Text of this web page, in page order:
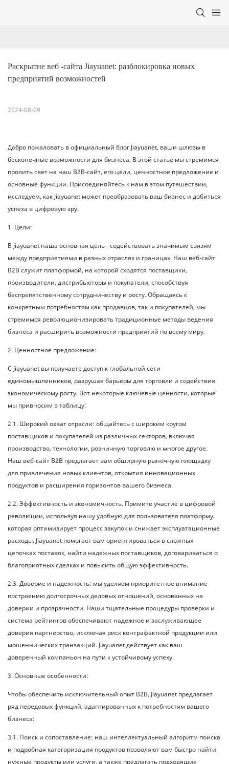
Раскрытие веб -сайта Jiayuanet: разблокировка новых
предприятий возможностей
2024-08-09
Добро пожаловать в официальный блог Jiayuanet, ваши шлюзы в
бесконечные возможности для бизнеса. В этой статье мы стремимся
пролить свет на наш B2B-сайт, его цели, ценностное предложение и
основные функции. Присоединяйтесь к нам в этом путешествии,
исследуем, как Jiayuanet может преобразовать ваш бизнес и добиться
успеха в цифровую эру.
1. Цели:
В Jiayuanet наша основная цель - содействовать значимым связям
между предприятиями в разных отраслях и границах. Наш веб-сайт
B2B служит платформой, на которой сходятся поставщики,
производители, дистрибьюторы и покупатели, способствуя
беспрепятственному сотрудничеству и росту. Обращаясь к
конкретным потребностям как продавцов, так и покупателей, мы
стремимся революционизировать традиционные методы ведения
бизнеса и расширить возможности предприятий по всему миру.
2. Ценностное предложение:
С Jiayuanet вы получаете доступ к глобальной сети
единомышленников, разрушая барьеры для торговли и содействия
экономическому росту. Вот некоторые ключевые ценности, которые
мы привносим в таблицу:
2.1. Широкий охват отрасли: общайтесь с широким кругом
поставщиков и покупателей из различных секторов, включая
производство, технологии, розничную торговлю и многое другое.
Наш веб-сайт B2B предлагает вам обширную рыночную площадку
для привлечения новых клиентов, открытия инновационных
продуктов и расширения горизонтов вашего бизнеса.
2.2. Эффективность и экономичность. Примите участие в цифровой
революции, используя нашу удобную для пользователя платформу,
которая оптимизирует процесс закупок и снижает эксплуатационные
расходы. Jiayuanet помогает вам ориентироваться в сложных
цепочках поставок, найти надежных поставщиков, договариваться о
благоприятных сделках и повысить общую эффективность.
2.3. Доверие и надежность: мы уделяем приоритетное внимание
построению долгосрочных деловых отношений, основанных на
доверии и прозрачности. Наши тщательные процедуры проверки и
система рейтингов обеспечивают надежное и заслуживающее
доверия партнерство, исключая риск контрафактной продукции или
мошеннических транзакций. Jiayuanet действует как ваш
доверенный компаньон на пути к устойчивому успеху.
3. Основные особенности:
Чтобы обеспечить исключительный опыт B2B, Jiayuanet предлагает
ряд передовых функций, адаптированных к потребностям вашего
бизнеса:
3.1. Поиск и сопоставление: наш интеллектуальный алгоритм поиска
и подробная категоризация продуктов позволяют вам быстро найти
нужные продукты или услуги, а также предлагать подходящие